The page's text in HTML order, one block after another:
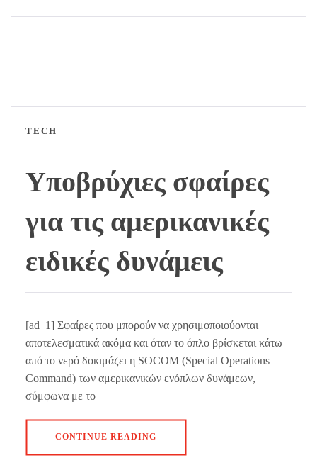
TECH
Υποβρύχιες σφαίρες
για τις αμερικανικές
ειδικές δυνάμεις
[ad_1] Σφαίρες που μπορούν να χρησιμοποιούονται
αποτελεσματικά ακόμα και όταν το όπλο βρίσκεται κάτω
από το νερό δοκιμάζει η SOCOM (Special Operations
Command) των αμερικανικών ενόπλων δυνάμεων,
σύμφωνα με το
CONTINUE READING